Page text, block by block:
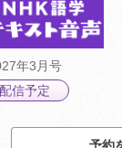
年3月号
配信予定